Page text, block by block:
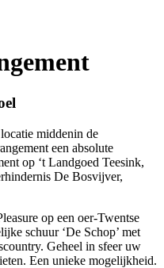
middenin de
een absolute
op ‘t Landgoed Teesink,
De Bosvijver,
op een oer-Twentse
schuur ‘De Schop’ met
Geheel in sfeer uw
Een unieke mogelijkheid.